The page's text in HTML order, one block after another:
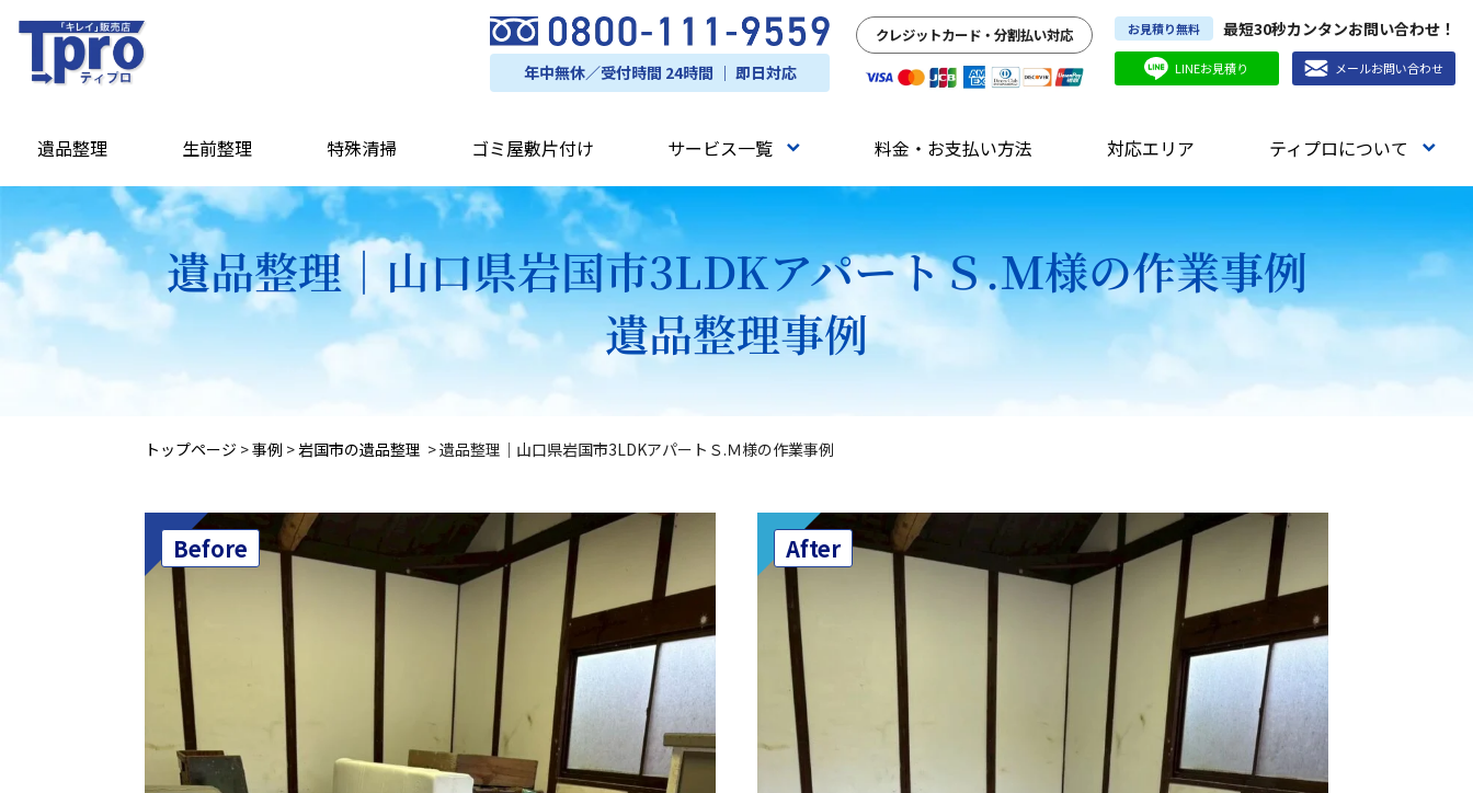
年中無休／受付時間 24時間 ｜ 即日対応
クレジットカード・分割払い対応 お見積り無料 最短30秒カンタンお問い合わせ！
LINEお見積り メールお問い合わせ
遺品整理 生前整理 特殊清掃 ゴミ屋敷片付け サービス一覧 料金・お支払い方法 対応エリア ティプロについて
遺品整理｜山口県岩国市3LDKアパートＳ.Ｍ様の作業事例
遺品整理事例
トップページ >事例 >岩国市の遺品整理 >遺品整理｜山口県岩国市3LDKアパートＳ.Ｍ様の作業事例
Before After